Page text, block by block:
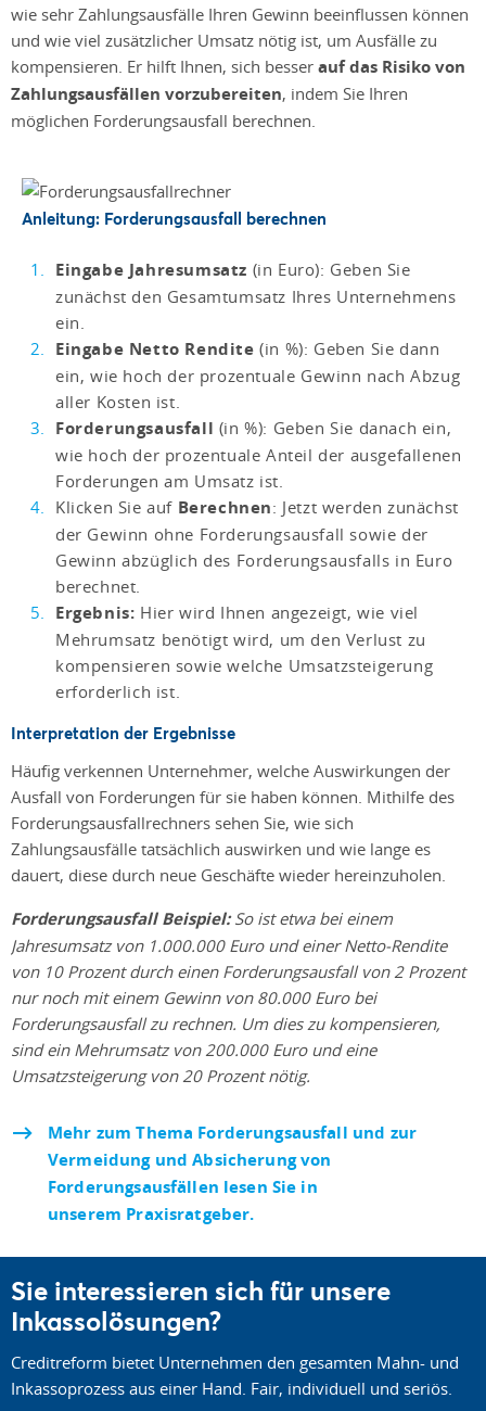
wie sehr Zahlungsausfälle Ihren Gewinn beeinflussen können
und wie viel zusätzlicher Umsatz nötig ist, um Ausfälle zu
kompensieren. Er hilft Ihnen, sich besser auf das Risiko von
Zahlungsausfällen vorzubereiten, indem Sie Ihren
möglichen Forderungsausfall berechnen.
Anleitung: Forderungsausfall berechnen
Eingabe Jahresumsatz (in Euro): Geben Sie
zunächst den Gesamtumsatz Ihres Unternehmens
ein.
Eingabe Netto Rendite(in %): Geben Sie dann
ein, wie hoch der prozentuale Gewinn nach Abzug
aller Kosten ist.
Forderungsausfall (in %): Geben Sie danach ein,
wie hoch der prozentuale Anteil der ausgefallenen
Forderungen am Umsatz ist.
Klicken Sie auf Berechnen: Jetzt werden zunächst
der Gewinn ohne Forderungsausfall sowie der
Gewinn abzüglich des Forderungsausfalls in Euro
berechnet.
Ergebnis: Hier wird Ihnen angezeigt, wie viel
Mehrumsatz benötigt wird, um den Verlust zu
kompensieren sowie welche Umsatzsteigerung
erforderlich ist.
Interpretation der Ergebnisse
Häufig verkennen Unternehmer, welche Auswirkungen der
Ausfall von Forderungen für sie haben können. Mithilfe des
Forderungsausfallrechners sehen Sie, wie sich
Zahlungsausfälle tatsächlich auswirken und wie lange es
dauert, diese durch neue Geschäfte wieder hereinzuholen.
Forderungsausfall Beispiel:So ist etwa bei einem
Jahresumsatz von 1.000.000 Euro und einer Netto-Rendite
von 10 Prozent durch einen Forderungsausfall von 2 Prozent
nur noch mit einem Gewinn von 80.000 Euro bei
Forderungsausfall zu rechnen. Um dies zu kompensieren,
sind ein Mehrumsatz von 200.000 Euro und eine
Umsatzsteigerung von 20 Prozent nötig.
Mehr zum Thema Forderungsausfall und zur
Vermeidung und Absicherung von
Forderungsausfällen lesen Sie in
unserem Praxisratgeber.
Sie interessieren sich für unsere
Inkassolösungen?
Creditreform bietet Unternehmen den gesamten Mahn- und
Inkassoprozess aus einer Hand. Fair, individuell und seriös.